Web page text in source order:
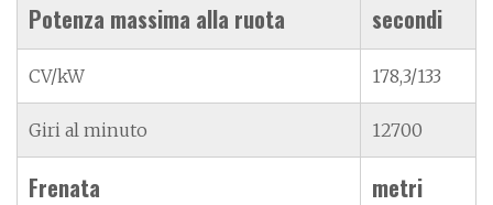
Potenza massima alla ruota secondi
CV/kW 178,3/133
Giri al minuto 12700
Frenata metri